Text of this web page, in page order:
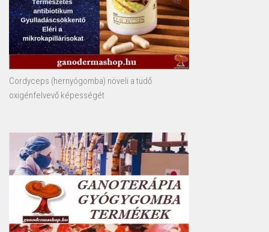
Cordyceps (hernyógomba) növeli a tüdő
oxigénfelvevő képességét